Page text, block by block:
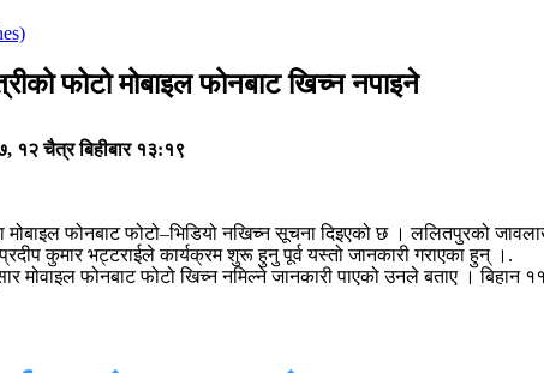
फोटो मोबाइल फोनबाट खिच्न नपाइने
१२ चैत्र बिहीबार १३:१९
मोबाइल फोनबाट फोटो–भिडियो नखिच्न सूचना दिइएको छ । ललितपुरको
कुमार भट्टराईले कार्यक्रम शुरू हुनु पूर्व यस्तो जानकारी गराएका हुन् ।.
मोवाइल फोनबाट फोटो खिच्न नमिल्ने जानकारी पाएको उनले बताए ।